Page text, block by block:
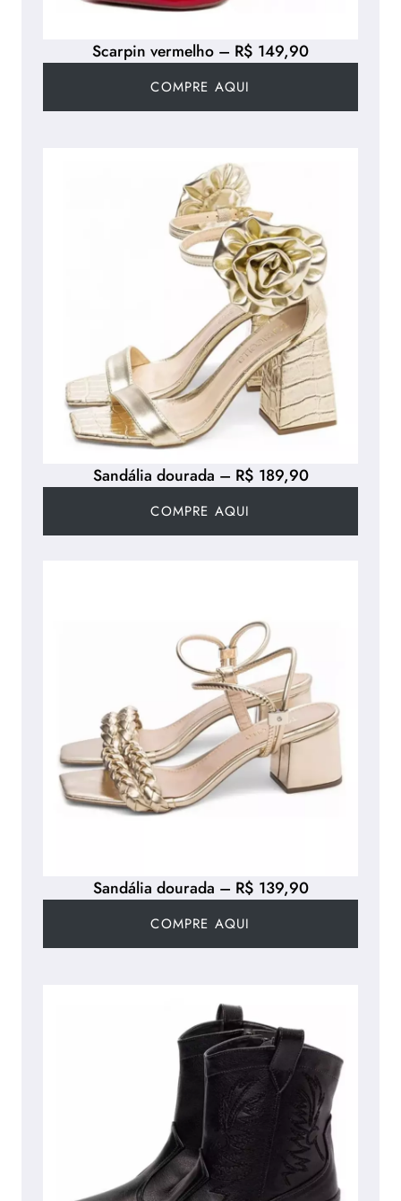
Sandália dourada – R$ 189,90
COMPRE AQUI
Scarpin vermelho – R$ 149,90
COMPRE AQUI
Sandália dourada – R$ 139,90
COMPRE AQUI